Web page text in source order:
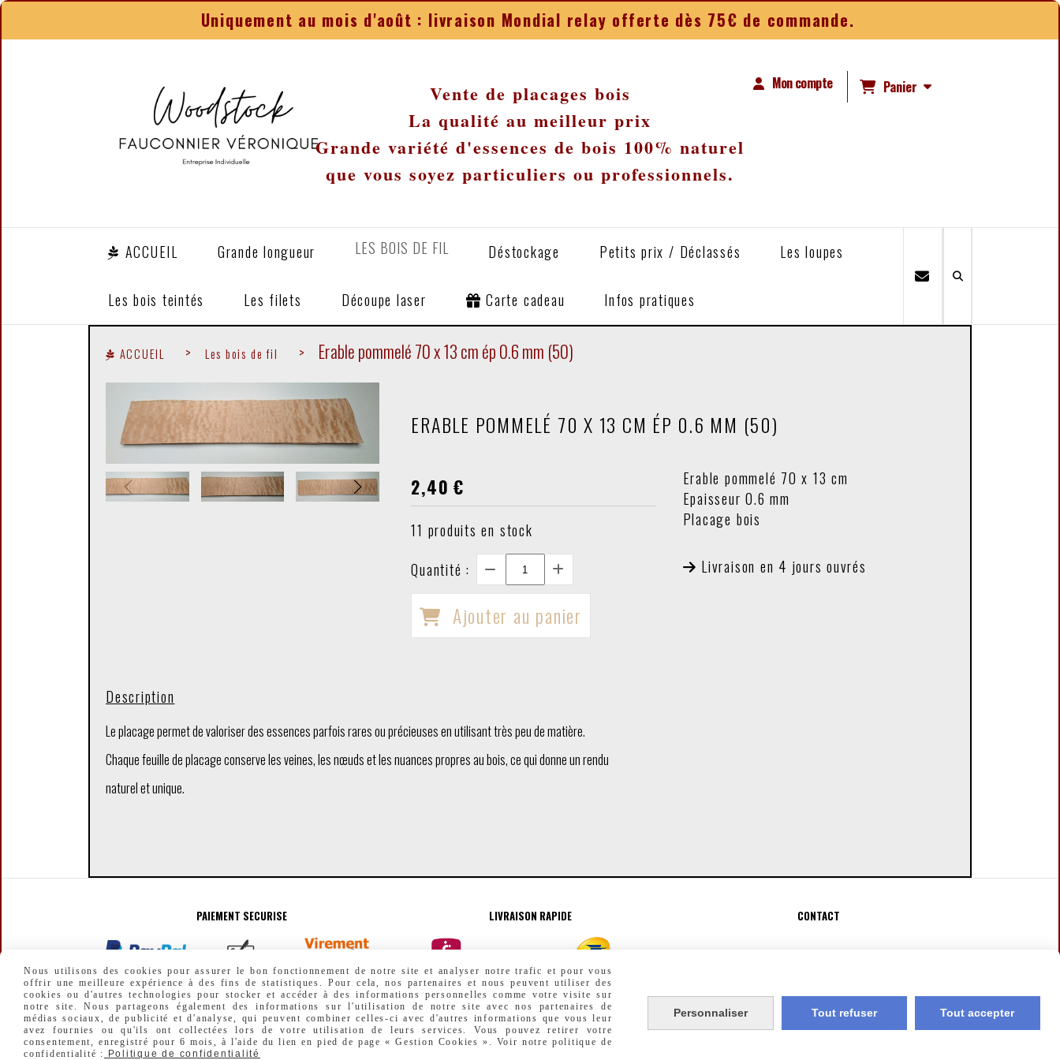
Uniquement au mois d'août : livraison Mondial relay offerte dès 75€ de commande.
Vente de placages bois
La qualité au meilleur prix
Grande variété d'essences de bois 100% naturel
que vous soyez particuliers ou professionnels.
Mon compte Panier
ACCUEIL Grande longueur LES BOIS DE FIL Déstockage Petits prix / Déclassés Les loupes
Les bois teintés Les filets Découpe laser Carte cadeau Infos pratiques
ACCUEIL Les bois de fil Erable pommelé 70 x 13 cm ép 0.6 mm (50)
ERABLE POMMELÉ 70 X 13 CM ÉP 0.6 MM (50)
2,40 €
11 produits en stock
Quantité :
Ajouter au panier
Erable pommelé 70 x 13 cm
Epaisseur 0.6 mm
Placage bois
Livraison en 4 jours ouvrés
Description
Le placage permet de valoriser des essences parfois rares ou précieuses en utilisant très peu de matière.
Chaque feuille de placage conserve les veines, les nœuds et les nuances propres au bois, ce qui donne un rendu
naturel et unique.
PAIEMENT SECURISE LIVRAISON RAPIDE CONTACT
MENTIONS LÉGALES CONDITIONS GÉNÉRALES DE VENTE
Panneau de gestion des cookies
Nous utilisons des cookies pour assurer le bon fonctionnement de notre site et analyser notre trafic et pour vous
offrir une meilleure expérience à des fins de statistiques. Pour cela, nos partenaires et nous peuvent utiliser des
cookies ou d'autres technologies pour stocker et accéder à des informations personnelles comme votre visite sur
notre site. Nous partageons également des informations sur l'utilisation de notre site avec nos partenaires de
médias sociaux, de publicité et d'analyse, qui peuvent combiner celles-ci avec d'autres informations que vous leur
avez fournies ou qu'ils ont collectées lors de votre utilisation de leurs services. Vous pouvez retirer votre
consentement, enregistré pour 6 mois, à l'aide du lien en pied de page « Gestion Cookies ». Voir notre politique de
confidentialité :
Politique de confidentialité
Personnaliser Tout refuser Tout accepter